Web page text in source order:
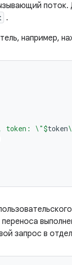
.
например,
token: \"$token
запрос в